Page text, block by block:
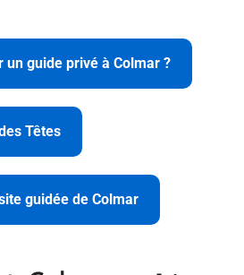
un guide privé à Colmar ?
Têtes
guidée de Colmar